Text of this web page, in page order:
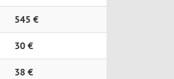
545 €
30 €
38 €